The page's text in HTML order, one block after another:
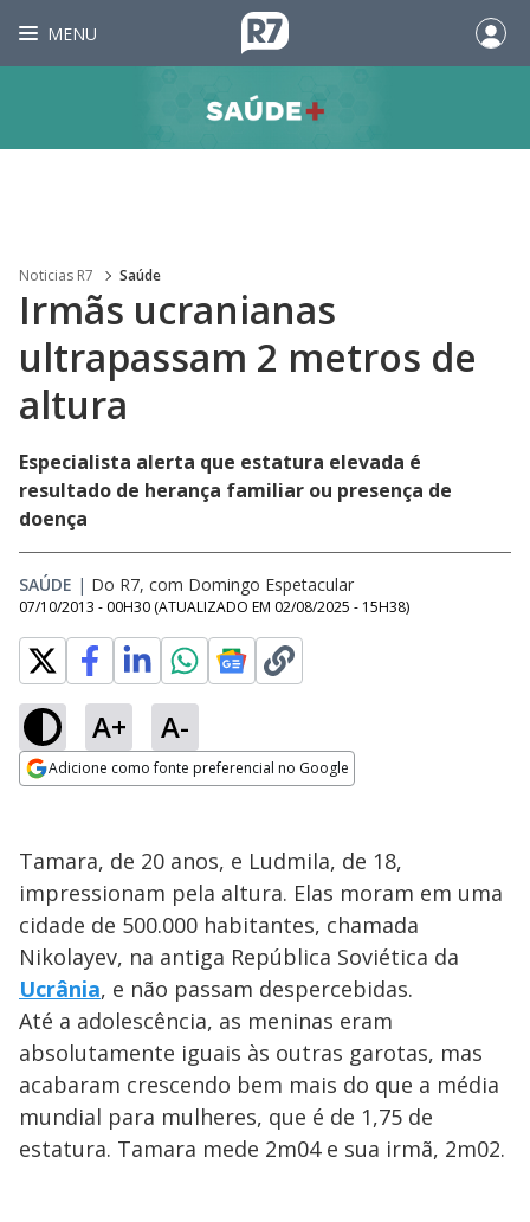
MENU
Noticias R7 Saúde
Irmãs ucranianas
ultrapassam 2 metros de
altura
Especialista alerta que estatura elevada é
resultado de herança familiar ou presença de
doença
SAÚDE | Do R7, com Domingo Espetacular
07/10/2013 - 00H30 (ATUALIZADO EM 02/08/2025 - 15H38)
A+ A-
Adicione como fonte preferencial no Google
Tamara, de 20 anos, e Ludmila, de 18,
impressionam pela altura. Elas moram em uma
cidade de 500.000 habitantes, chamada
Nikolayev, na antiga República Soviética da
Ucrânia, e não passam despercebidas.
Até a adolescência, as meninas eram
absolutamente iguais às outras garotas, mas
acabaram crescendo bem mais do que a média
mundial para mulheres, que é de 1,75 de
estatura. Tamara mede 2m04 e sua irmã, 2m02.